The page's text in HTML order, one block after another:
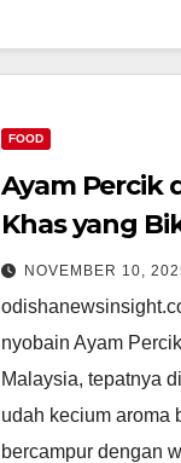
FOOD
Ayam Percik
Khas yang
NOVEMBER 10,
nyobain Ayam
Malaysia, tepatnya
udah kecium aroma
bercampur dengan